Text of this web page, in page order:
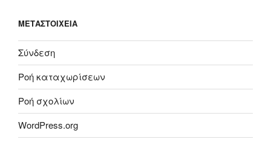
ΜΕΤΑΣΤΟΙΧΕΊΑ
Σύνδεση
Ροή καταχωρίσεων
Ροή σχολίων
WordPress.org